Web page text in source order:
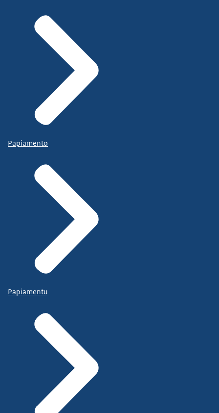
Papiamento
Papiamentu